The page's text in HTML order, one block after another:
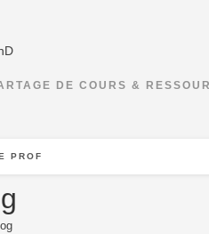
DE COURS &
PROF